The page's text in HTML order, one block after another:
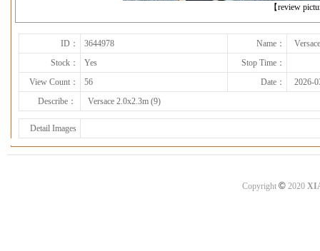
【review
ID： 3644978 Name：
Stock：
Yes
Stop Time：
View Count：
56 Date：
2026-
Describe：
Versace 2.0x2.3m (9)
Detail Images
Copyright ©2020